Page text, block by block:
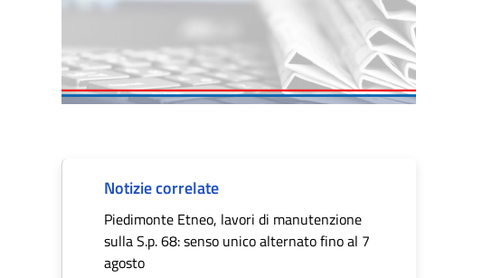
Notizie correlate
Piedimonte Etneo, lavori di manutenzione
sulla S.p. 68: senso unico alternato fino al 7
agosto